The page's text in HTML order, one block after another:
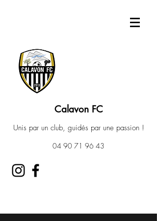
Calavon FC
Unis par un club, guidés par une passion !
04 90 71 96 43